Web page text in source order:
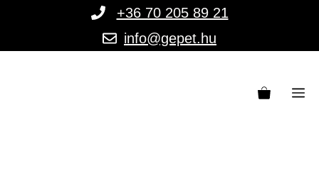
+36 70 205 89 21
info@gepet.hu